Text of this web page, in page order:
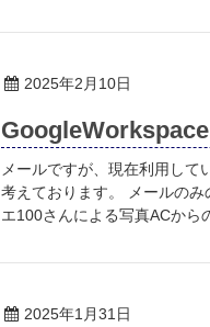
2025年2月10日
メールですが、現在利用して
考えております。 メールの
エ100さんによる写真ACか
2025年1月31日